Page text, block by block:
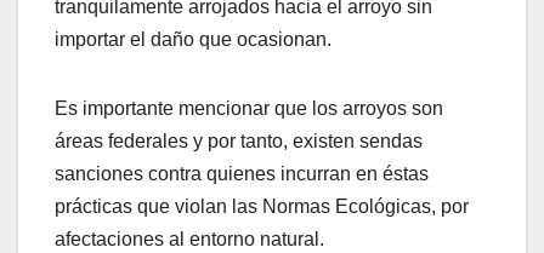
tranquilamente arrojados hacia el arroyo sin
importar el daño que ocasionan.
Es importante mencionar que los arroyos son
áreas federales y por tanto, existen sendas
sanciones contra quienes incurran en éstas
prácticas que violan las Normas Ecológicas, por
afectaciones al entorno natural.